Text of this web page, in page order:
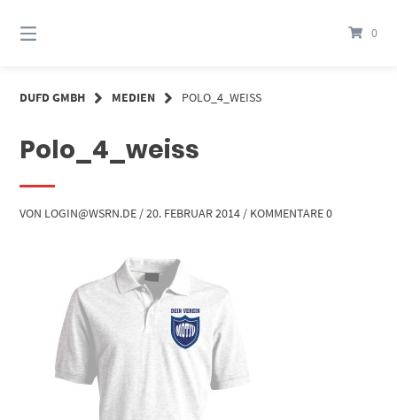
zum
Inhalt
0
DUFD GMBH MEDIEN POLO_4_WEISS
Polo_4_weiss
VON LOGIN@WSRN.DE /20. FEBRUAR 2014 / KOMMENTARE 0